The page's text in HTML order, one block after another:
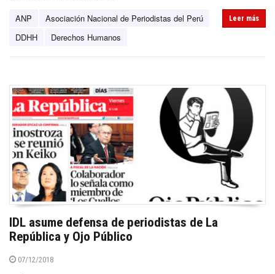
ANP
Asociación Nacional de Periodistas del Perú
DDHH
Derechos Humanos
Leer más
IDL asume defensa de periodistas de La
República y Ojo Público
07/12/2018